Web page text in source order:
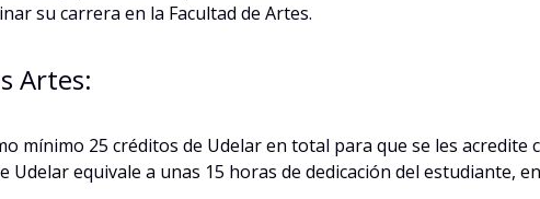
su carrera en la Facultad de Artes.
Artes:
mínimo 25 créditos de Udelar en total para que se les acredite
equivale a unas 15 horas de dedicación del estudiante,